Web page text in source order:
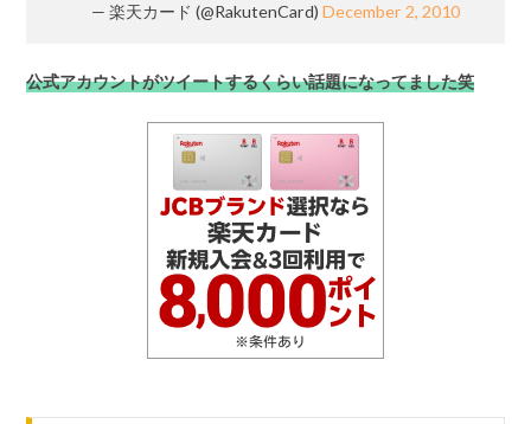
— 楽天カード (@RakutenCard)December 2, 2010
公式アカウントがツイートするくらい話題になってました笑